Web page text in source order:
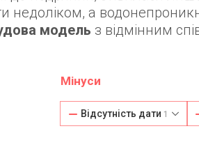
недоліком, а
модель з відмінним
Мінуси
Відсутність дати 1